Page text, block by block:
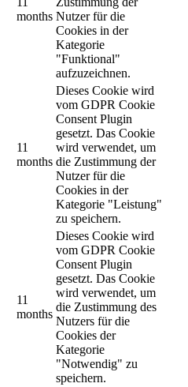
months Nutzer für die
Cookies in der
Kategorie
"Funktional"
aufzuzeichnen.
11
months
Dieses Cookie wird
vom GDPR Cookie
Consent Plugin
gesetzt. Das Cookie
wird verwendet, um
die Zustimmung der
Nutzer für die
Cookies in der
Kategorie "Leistung"
zu speichern.
11
months
Dieses Cookie wird
vom GDPR Cookie
Consent Plugin
gesetzt. Das Cookie
wird verwendet, um
die Zustimmung des
Nutzers für die
Cookies der
Kategorie
"Notwendig" zu
speichern.